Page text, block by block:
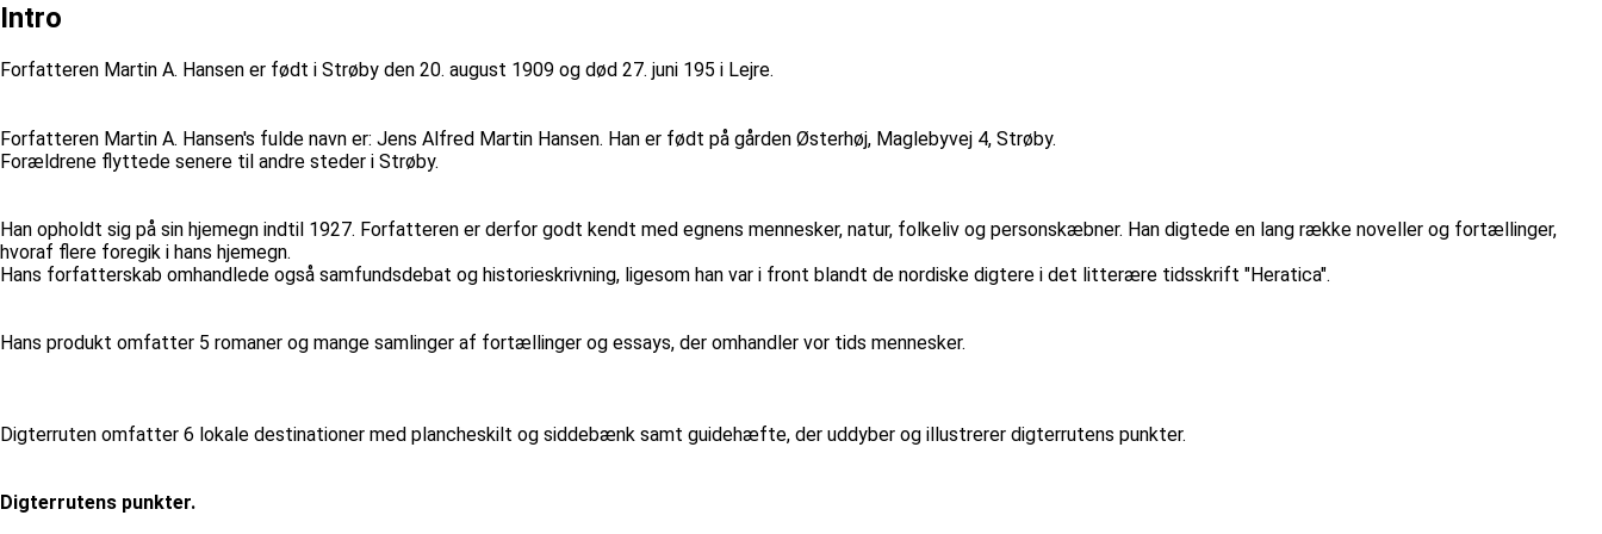
Intro
Forfatteren Martin A. Hansen er født i Strøby den 20. august 1909 og død 27. juni 195 i Lejre.
Forfatteren Martin A. Hansen's fulde navn er: Jens Alfred Martin Hansen. Han er født på gården Østerhøj, Maglebyvej 4, Strøby.
Forældrene flyttede senere til andre steder i Strøby.
Han opholdt sig på sin hjemegn indtil 1927. Forfatteren er derfor godt kendt med egnens mennesker, natur, folkeliv og personskæbner. Han digtede en lang række noveller og fortællinger,
hvoraf flere foregik i hans hjemegn.
Hans forfatterskab omhandlede også samfundsdebat og historieskrivning, ligesom han var i front blandt de nordiske digtere i det litterære tidsskrift "Heratica".
Hans produkt omfatter 5 romaner og mange samlinger af fortællinger og essays, der omhandler vor tids mennesker.
Digterruten omfatter 6 lokale destinationer med plancheskilt og siddebænk samt guidehæfte, der uddyber og illustrerer digterrutens punkter.
Digterrutens punkter.